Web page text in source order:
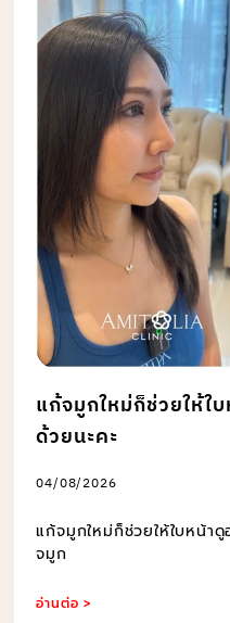
แก้จมูกใหม่ก็ช่วยให้ใ
ด้วยนะคะ
04/08/2026
แก้จมูกใหม่ก็ช่วยให้ใบหน้า
จมูก
อ่านต่อ >